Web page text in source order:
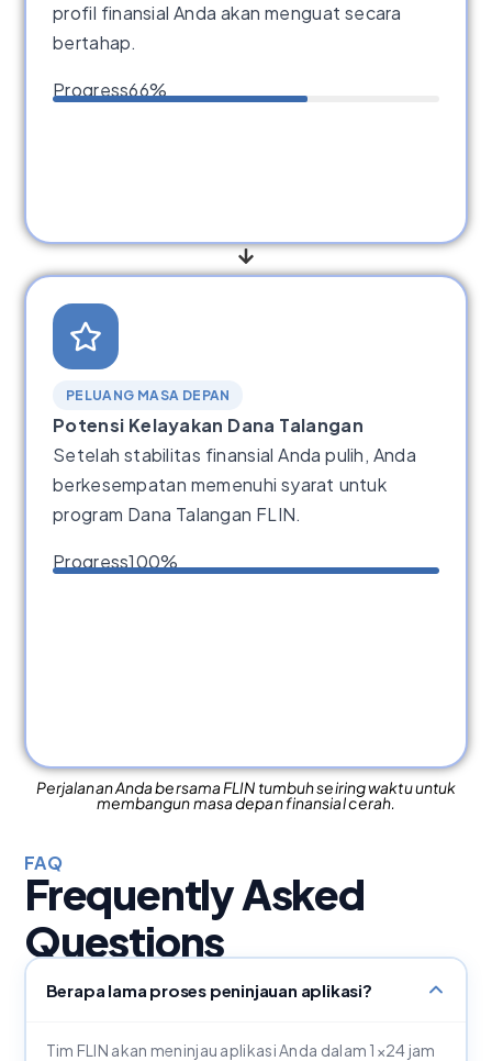
profil finansial Anda akan menguat secara
bertahap.
Progress66%
PELUANG MASA DEPAN
Potensi Kelayakan Dana Talangan
Setelah stabilitas finansial Anda pulih, Anda
berkesempatan memenuhi syarat untuk
program Dana Talangan FLIN.
Progress100%
Perjalanan Anda bersama FLIN tumbuh seiring waktu untuk
membangun masa depan finansial cerah.
FAQ
Frequently Asked
Questions
Berapa lama proses peninjauan aplikasi?
Tim FLIN akan meninjau aplikasi Anda dalam 1×24 jam